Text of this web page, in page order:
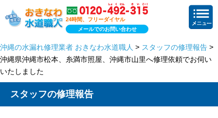
24時間、フリーダイヤル
メールでのお問い合わせ
沖縄の水漏れ修理業者 おきなわ水道職人 > スタッフの修理報告 >
沖縄県沖縄市松本、糸満市照屋、沖縄市山里へ修理依頼でお伺い
いたしました
スタッフの修理報告